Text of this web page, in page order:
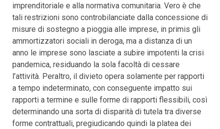
imprenditoriale e alla normativa comunitaria. Vero è che
tali restrizioni sono controbilanciate dalla concessione di
misure di sostegno a pioggia alle imprese, in primis gli
ammortizzatori sociali in deroga, ma a distanza di un
anno le imprese sono lasciate a subire impotenti la crisi
pandemica, residuando la sola facoltà di cessare
l’attività. Peraltro, il divieto opera solamente per rapporti
a tempo indeterminato, con conseguente impatto sui
rapporti a termine e sulle forme di rapporti flessibili, così
determinando una sorta di disparità di tutela tra diverse
forme contrattuali, pregiudicando quindi la platea dei